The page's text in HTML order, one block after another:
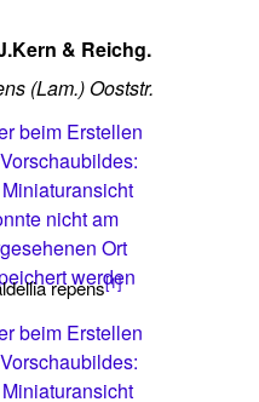
& Reichg.
(Lam.) Ooststr.
beim Erstellen
nicht am
Ort
werden
repens[1]
beim Erstellen